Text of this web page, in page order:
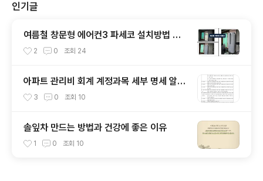
인기글
여름철 창문형 에어컨3 파세코 설치방법 및
한달 전기료 계산
2 0 조회 24
아파트 관리비 회계 계정과목 세부 명세 알아
보기
3 0 조회 10
솔잎차 만드는 방법과 건강에 좋은 이유
1 0 조회 10